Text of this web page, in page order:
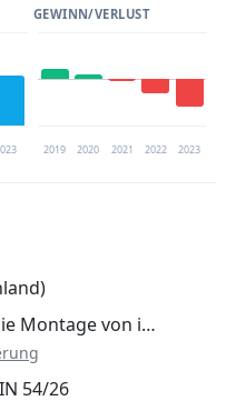
GEWINN/VERLUST
2019 2020 2021 2022 2023
Montage von i…
54/26